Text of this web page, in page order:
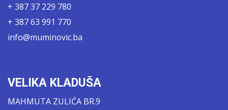
+ 387 37 229 780
+ 387 63 991 770
info@muminovic.ba
VELIKA KLADUŠA
MAHMUTA ZULIĆA BR.9